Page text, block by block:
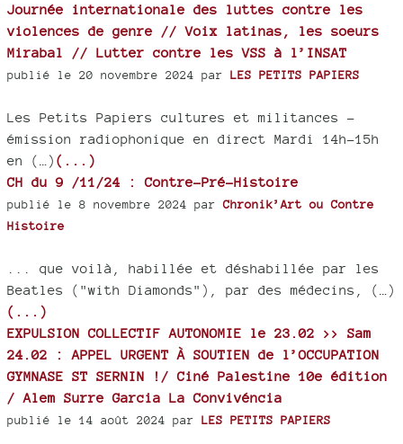
Journée internationale des luttes contre les
violences de genre // Voix latinas, les soeurs
Mirabal // Lutter contre les VSS à l’INSAT
publié le 20 novembre 2024 par LES PETITS PAPIERS
Les Petits Papiers cultures et militances -
émission radiophonique en direct Mardi 14h-15h
en (…) (...)
CH du 9 /11/24 : Contre-Pré-Histoire
publié le 8 novembre 2024 parChronik’Art ou Contre
Histoire
... que voilà, habillée et déshabillée par les
Beatles ("with Diamonds"), par des médecins, (…)
(...)
EXPULSION COLLECTIF AUTONOMIE le 23.02 >> Sam
24.02 : APPEL URGENT À SOUTIEN de l’OCCUPATION
GYMNASE ST SERNIN !/ Ciné Palestine 10e édition
/ Alem Surre Garcia La Convivéncia
publié le 14 août 2024 par LES PETITS PAPIERS